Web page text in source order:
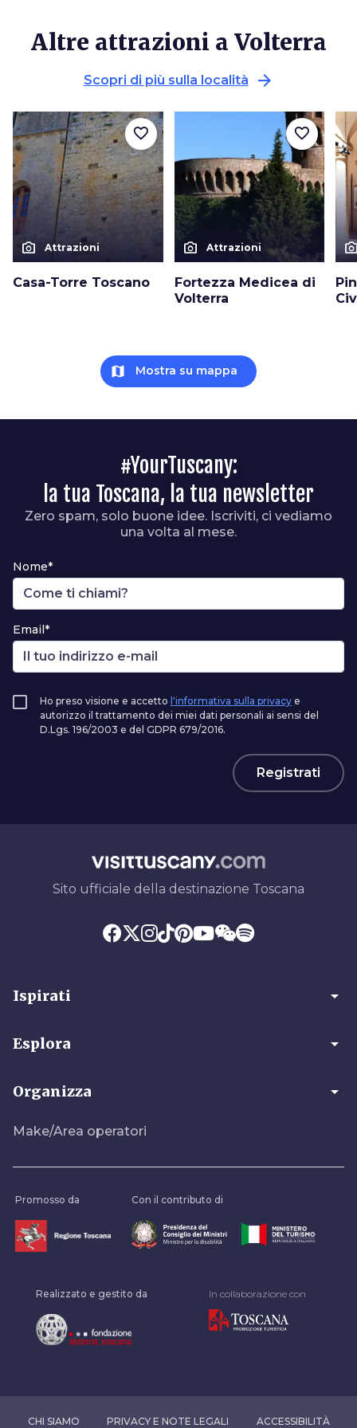
Altre attrazioni a Volterra
Scopri di più sulla località arrow_forward
photo_camera Attrazioni
Casa-Torre Toscano
favorite_border
photo_camera Attrazioni
Fortezza Medicea di
Volterra
favorite_border
map Mostra su mappa
#YourTuscany:
la tua Toscana, la tua newsletter
Zero spam, solo buone idee. Iscriviti, ci vediamo
una volta al mese.
Nome*
Email*
Ho preso visione e accetto l'informativa sulla privacy e
autorizzo il trattamento dei miei dati personali ai sensi del
D.Lgs. 196/2003 e del GDPR 679/2016.
Registrati
Sito ufficiale della destinazione Toscana
Ispirati arrow_drop_down
Esplora arrow_drop_down
Organizza arrow_drop_down
Make/Area operatori
Promosso da Con il contributo di
Realizzato e gestito da In collaborazione con
CHI SIAMO PRIVACY E NOTE LEGALI ACCESSIBILITÀ